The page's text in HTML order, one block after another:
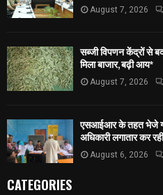
August 7, 2026
सब्जी विपणन केंद्रों से
मिला बाजार, बढ़ी आय*
August 7, 2026
एसआईआर के तहत भेजे गए
अधिकारी लगातार कर
August 6, 2026
CATEGORIES